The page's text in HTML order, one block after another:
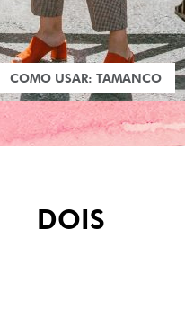
COMO USAR: TAMANCO
DOIS